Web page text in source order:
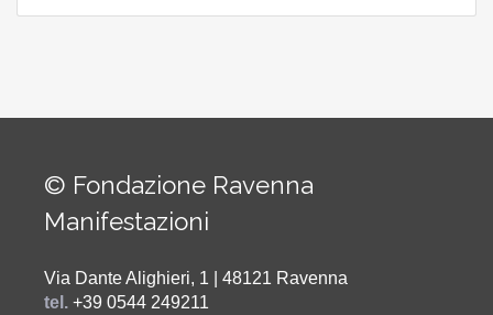
© Fondazione Ravenna
Manifestazioni
Via Dante Alighieri, 1 | 48121 Ravenna
tel. +39 0544 249211